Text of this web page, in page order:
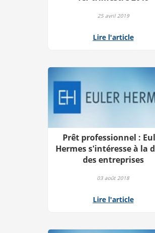
25 avril 2019
Lire l'article
Prêt professionnel :
Hermes s'intéresse à la
des entreprises
03 août 2018
Lire l'article